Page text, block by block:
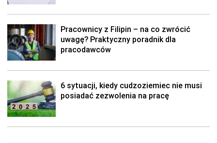
Pracownicy z Filipin – na co zwrócić
uwagę? Praktyczny poradnik dla
pracodawców
6 sytuacji, kiedy cudzoziemiec nie musi
posiadać zezwolenia na pracę